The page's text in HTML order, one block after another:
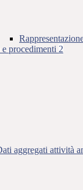
procedimenti 2
aggregati attività